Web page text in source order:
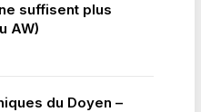
suffisent plus
AW)
du Doyen –